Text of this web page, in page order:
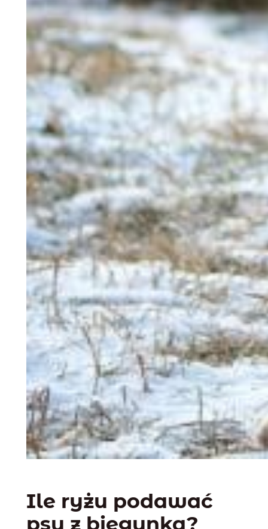
Ile ryżu podawać
psu z biegunką?